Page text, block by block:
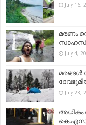
July 16,
മരണം
July 4,
മരങ്ങൾ
July 23,